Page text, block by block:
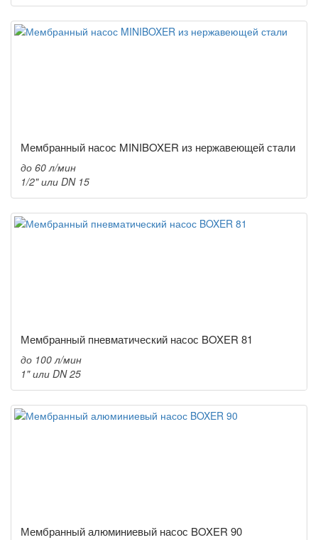
Мембранный насос MINIBOXER из нержавеющей стали
до 60 л/мин
1/2" или DN 15
Мембранный пневматический насос BOXER 81
до 100 л/мин
1" или DN 25
Мембранный алюминиевый насос BOXER 90